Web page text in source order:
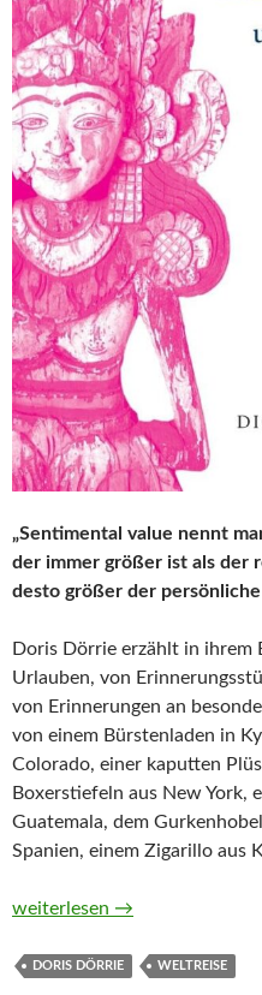
„Sentimental value nennt
der immer größer ist als der
desto größer der persönliche
Doris Dörrie erzählt in ihrem
Urlauben, von
von Erinnerungen an
von einem Bürstenladen in
Colorado, einer kaputten
Boxerstiefeln aus New York,
Guatemala, dem
Spanien, einem Zigarillo aus
Die Reisgöttin und andere
weiterlesen →
DORIS DÖRRIE WELTREISE